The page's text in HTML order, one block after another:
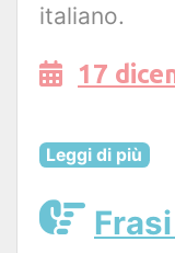
italiano.
17
Leggi di più